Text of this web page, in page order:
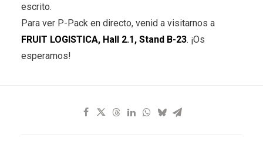
escrito.
Para ver P-Pack en directo, venid a visitarnos a
FRUIT LOGISTICA, Hall 2.1, Stand B-23. ¡Os
esperamos!